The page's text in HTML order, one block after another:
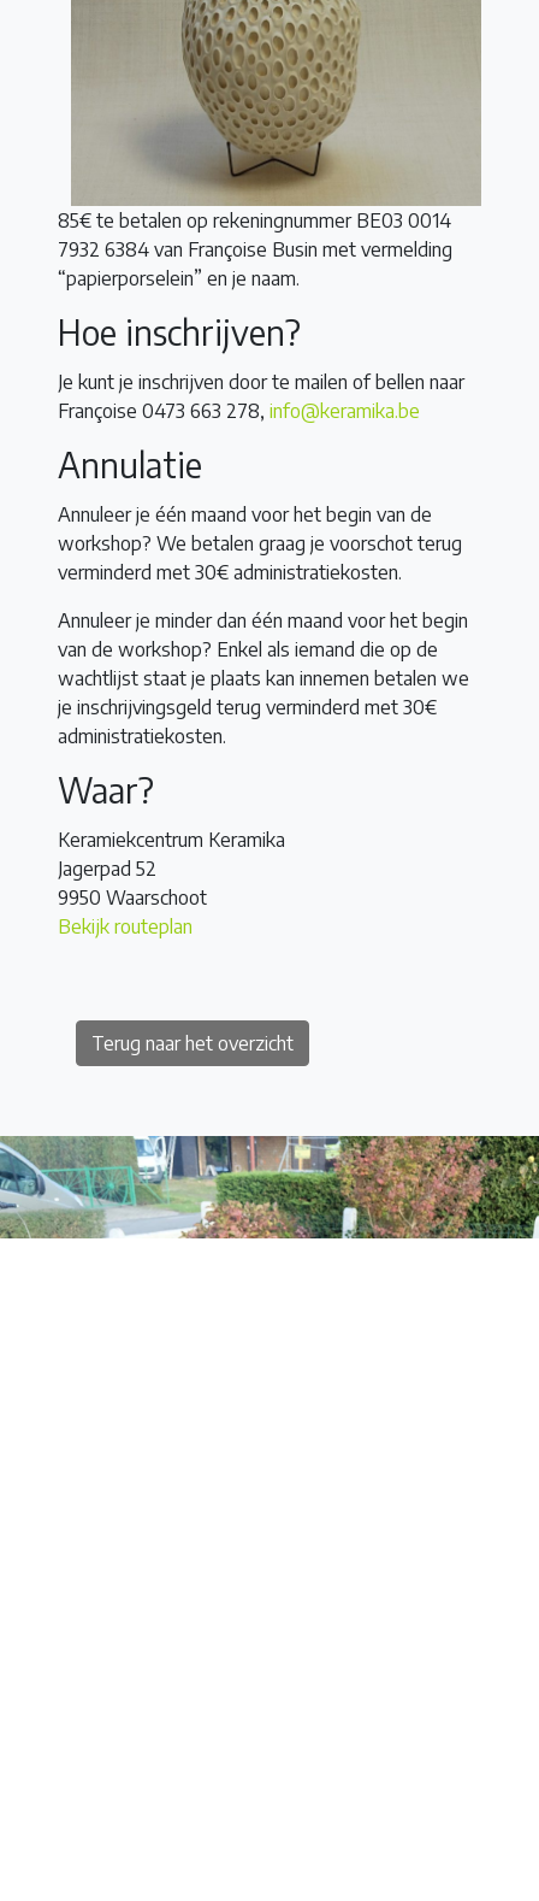
85€ te betalen op rekeningnummer BE03 0014
7932 6384 van Françoise Busin met vermelding
“papierporselein” en je naam.
Hoe inschrijven?
Je kunt je inschrijven door te mailen of bellen naar
Françoise 0473 663 278, info@keramika.be
Annulatie
Annuleer je één maand voor het begin van de
workshop? We betalen graag je voorschot terug
verminderd met 30€ administratiekosten.
Annuleer je minder dan één maand voor het begin
van de workshop? Enkel als iemand die op de
wachtlijst staat je plaats kan innemen betalen we
je inschrijvingsgeld terug verminderd met 30€
administratiekosten.
Waar?
Keramiekcentrum Keramika
Jagerpad 52
9950 Waarschoot
Bekijk routeplan
Terug naar het overzicht